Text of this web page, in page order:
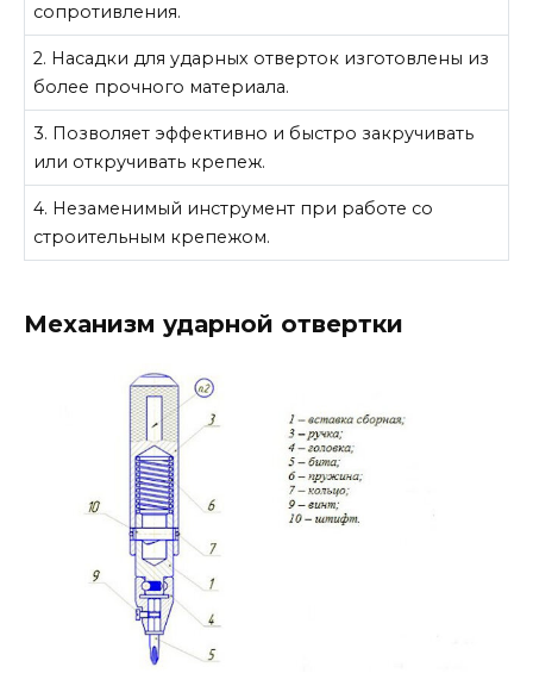
сопротивления.
2. Насадки для ударных отверток изготовлены из
более прочного материала.
3. Позволяет эффективно и быстро закручивать
или откручивать крепеж.
4. Незаменимый инструмент при работе со
строительным крепежом.
Механизм ударной отвертки